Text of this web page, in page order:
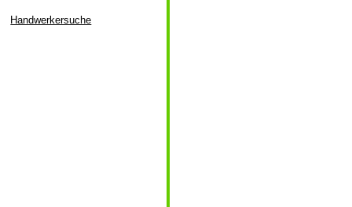
Handwerkersuche